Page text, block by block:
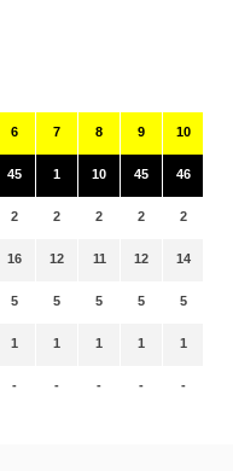
6
45
2
16
5
1
-
7
1
2
12
5
1
-
8
10
2
11
5
1
-
9
45
2
12
5
1
-
10
46
2
14
5
1
-